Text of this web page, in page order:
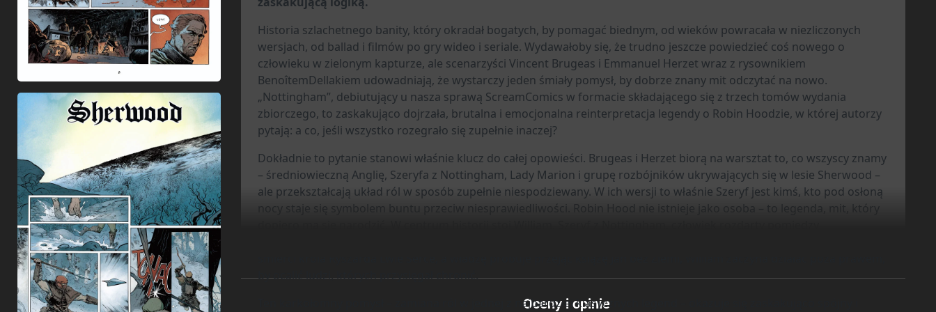
Historia szlachetnego banity, który okradał bogatych, by pomagać biednym, od wieków powracała w niezliczonych
wersjach, od ballad i filmów po gry wideo i seriale. Wydawałoby się, że trudno jeszcze powiedzieć coś nowego o
człowieku w zielonym kapturze, ale scenarzyści Vincent Brugeas i Emmanuel Herzet wraz z rysownikiem
BenoîtemDellakiem udowadniają, że wystarczy jeden śmiały pomysł, by dobrze znany mit odczytać na nowo.
„Nottingham”, debiutujący u nasza sprawą ScreamComics w formacie składającego się z trzech tomów wydania
zbiorczego, to zaskakująco dojrzała, brutalna i emocjonalna reinterpretacja legendy o Robin Hoodzie, w której autorzy
pytają: a co, jeśli wszystko rozegrało się zupełnie inaczej?
Dokładnie to pytanie stanowi właśnie klucz do całej opowieści. Brugeas i Herzet biorą na warsztat to, co wszyscy znamy
– średniowieczną Anglię, Szeryfa z Nottingham, Lady Marion i grupę rozbójników ukrywających się w lesie Sherwood –
ale przekształcają układ ról w sposób zupełnie niespodziewany. W ich wersji to właśnie Szeryf jest kimś, kto pod osłoną
nocy staje się symbolem buntu przeciw niesprawiedliwości. Robin Hood nie istnieje jako osoba – to legenda, mit, który
by ocalić ludzi, których przysięgał chronić.
Ten karkołomny pomysł – zamiana ról w jednej z najbardziej klasycznych legend – okazuje się zaskakująco spójny i
Oceny i opinie